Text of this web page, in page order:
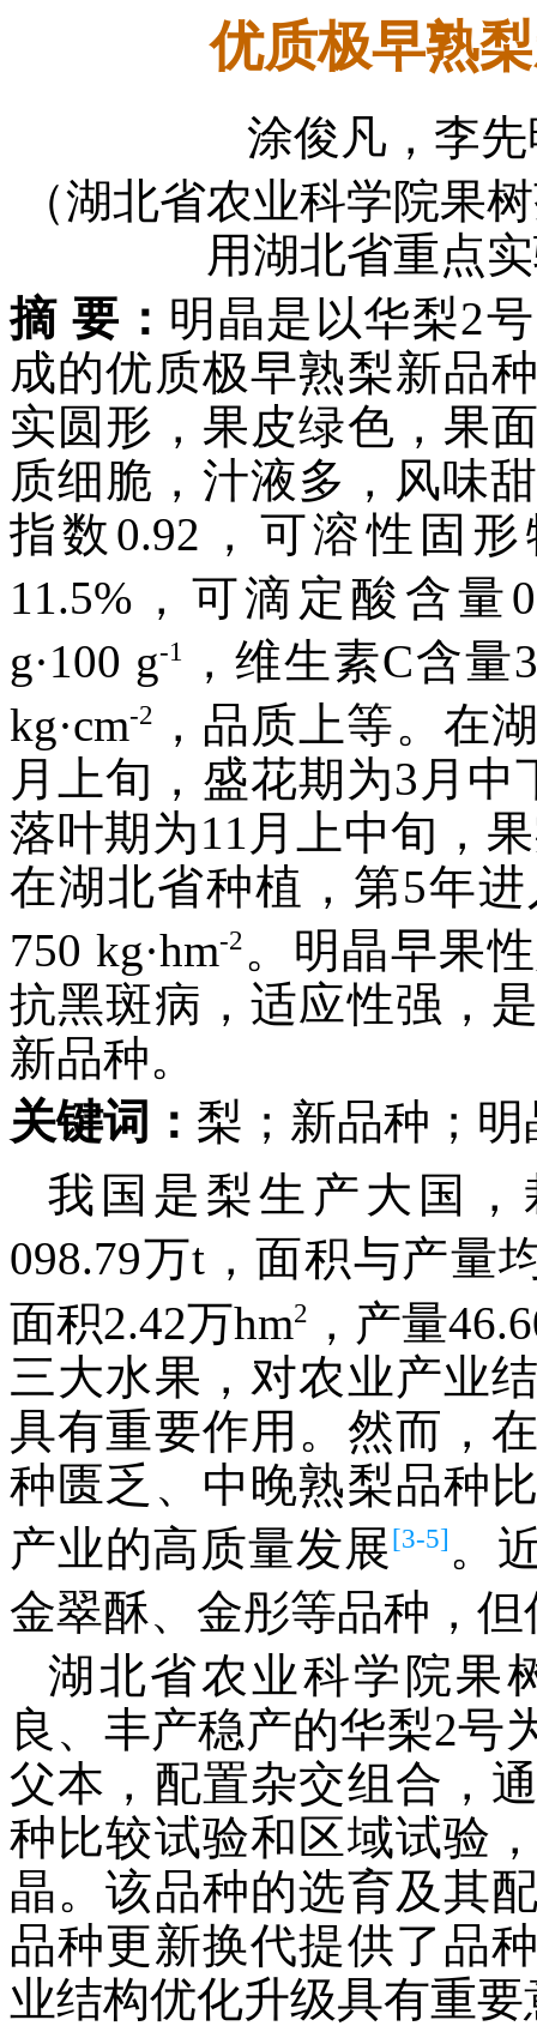
优质极早熟
涂俊凡，李
（湖北省农业科学院果
用湖北省重点
摘 要： 明晶是以华梨2
成的优质极早熟梨新品
实圆形，果皮绿色，果
质细脆，汁液多，风味
指数0.92，可溶性固
11.5%，可滴定酸含量
g·100 g-1
，维生素C含量
kg·cm-2
，品质上等。在
月上旬，盛花期为3月
落叶期为11月上中旬，
在湖北省种植，第5年
750 kg·hm-2 。明晶早果
抗黑斑病，适应性强，
新品种。
关键词： 梨；新品种；
我国是梨生产大国，
098.79万t，面积与产量
面积2.42万hm2
，产量
三大水果，对农业产业
具有重要作用。然而，
种匮乏、中晚熟梨品种
产业的高质量发展[3-5] 。
金翠酥、金彤等品种，
湖北省农业科学院果
良、丰产稳产的华梨2号
父本，配置杂交组合，
种比较试验和区域试验
晶。该品种的选育及其
品种更新换代提供了品
业结构优化升级具有重要